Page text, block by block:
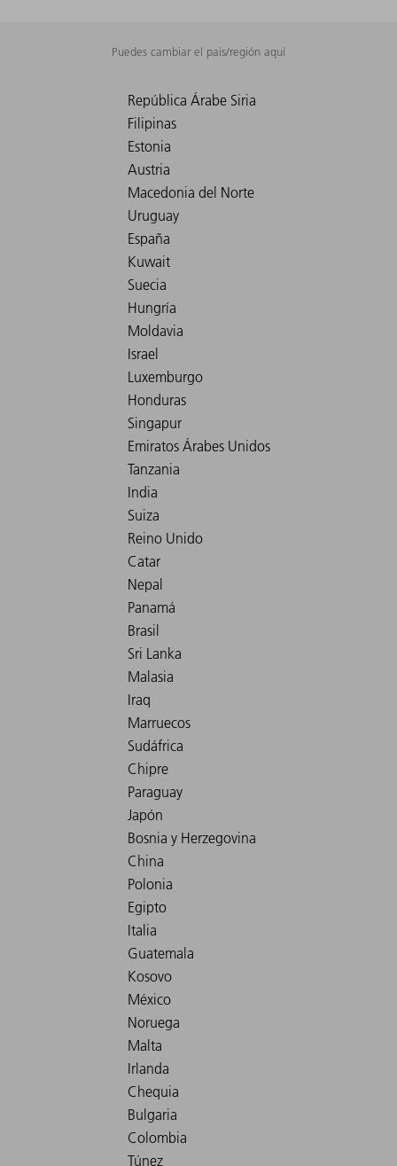
Puedes cambiar el país/región aquí